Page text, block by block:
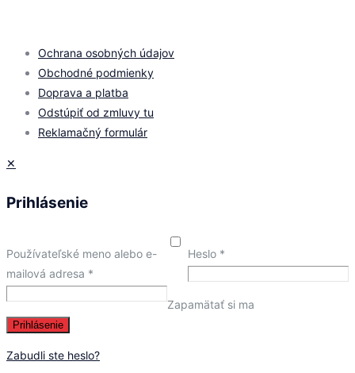
Ochrana osobných údajov
Obchodné podmienky
Doprava a platba
Odstúpiť od zmluvy tu
Reklamačný formulár
✕
Prihlásenie
Používateľské meno alebo e-
mailová adresa *
Heslo *
Zapamätať si ma
Prihlásenie
Zabudli ste heslo?